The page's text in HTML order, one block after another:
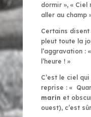
dormir », «
aller au champ
Certains disent
pleut toute la
l’aggravation :
l’heure ! »
C’est le ciel
reprise : «
marin et
ouest), c’est